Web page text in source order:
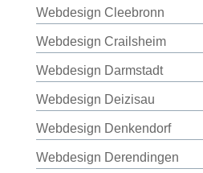
Webdesign Cleebronn
Webdesign Crailsheim
Webdesign Darmstadt
Webdesign Deizisau
Webdesign Denkendorf
Webdesign Derendingen